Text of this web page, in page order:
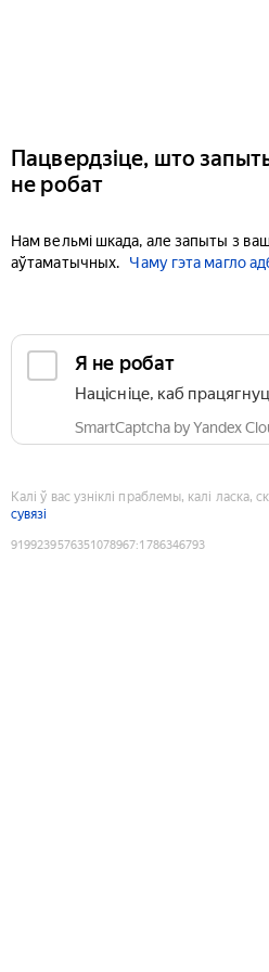
Пацвердзіце, што
не робат
Нам вельмі шкада, але запыты з
аўтаматычных.
Чаму гэта магло
Я не робат
Націсніце, каб
SmartCaptcha by Yandex
Калі ў вас узніклі праблемы, калі ласка,
сувязі
9199239576351078967:1786346793